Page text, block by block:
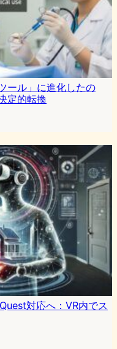
ール」に進化したの
定的転換
対応へ：VR内でス